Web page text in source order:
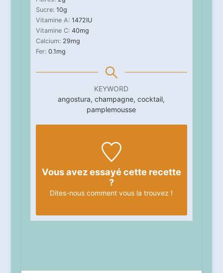
Sucre: 10g
Vitamine A: 1472IU
Vitamine C: 40mg
Calcium: 29mg
Fer: 0.1mg
KEYWORD
angostura, champagne, cocktail,
pamplemousse
Vous avez essayé cette recette
?
Dites-nous comment vous la trouvez !